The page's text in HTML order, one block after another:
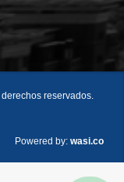
derechos reservados.
Powered by: wasi.co